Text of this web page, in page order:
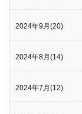
2024年9月(20)
2024年8月(14)
2024年7月(12)